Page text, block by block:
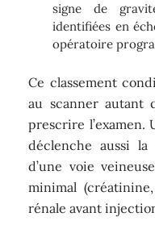
signe de
identifiées en
opératoire
Ce classement
au scanner autant
prescrire
déclenche aussi
d’une voie
minimal
rénale avant